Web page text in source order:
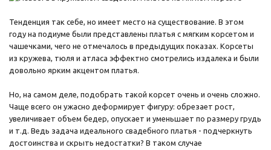
Тенденция так себе, но имеет место на существование. В этом
году на подиуме были представлены платья с мягким корсетом и
чашечками, чего не отмечалось в предыдущих показах. Корсеты
из кружева, тюля и атласа эффектно смотрелись издалека и были
довольно ярким акцентом платья.
Но, на самом деле, подобрать такой корсет очень и очень сложно.
Чаще всего он ужасно деформирует фигуру: обрезает рост,
увеличивает объем бедер, опускает и уменьшает по размеру грудь
и т.д. Ведь задача идеального свадебного платья - подчеркнуть
достоинства и скрыть недостатки? В таком случае